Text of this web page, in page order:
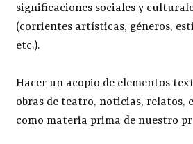
significaciones sociales y
(corrientes artísticas, géneros,
etc.).
Hacer un acopio de elementos
obras de teatro, noticias, relatos,
como materia prima de nuestro